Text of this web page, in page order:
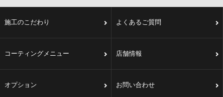
施工のこだわり よくあるご質問
コーティングメニュー 店舗情報
オプション お問い合わせ